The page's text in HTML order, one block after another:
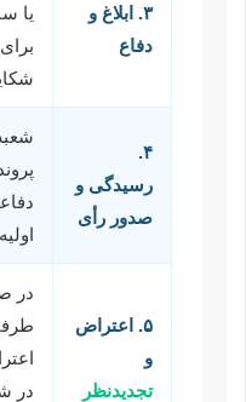
۳. ابلاغ و
دفاع
یا
۴.
رسیدگی و
صدور رأی
۵. اعتراض
و
تجدیدنظر
در
در